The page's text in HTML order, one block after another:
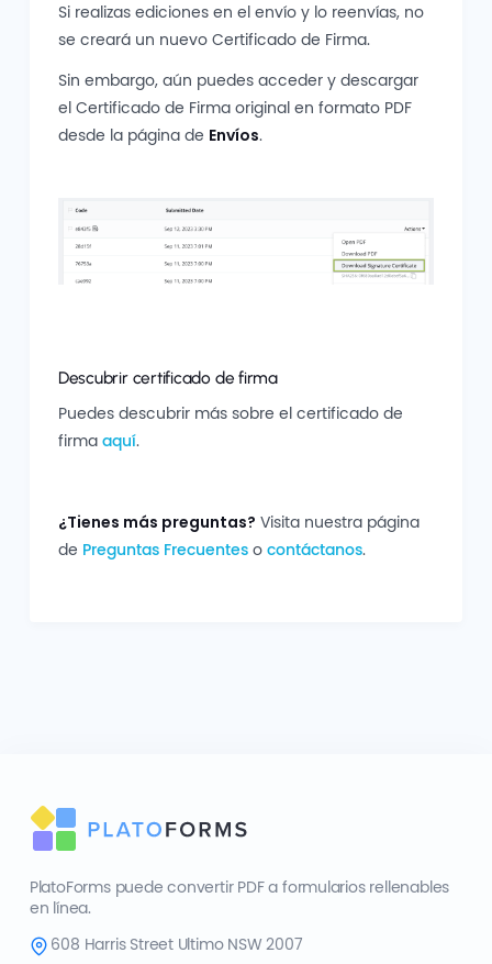
Si realizas ediciones en el envío y lo reenvías, no
se creará un nuevo Certificado de Firma.
Sin embargo, aún puedes acceder y descargar
el Certificado de Firma original en formato PDF
desde la página de Envíos.
Descubrir certificado de firma
Puedes descubrir más sobre el certificado de
firma aquí.
¿Tienes más preguntas? Visita nuestra página
de Preguntas Frecuenteso contáctanos.
PlatoForms puede convertir PDF a formularios rellenables
en línea.
608 Harris Street Ultimo NSW 2007